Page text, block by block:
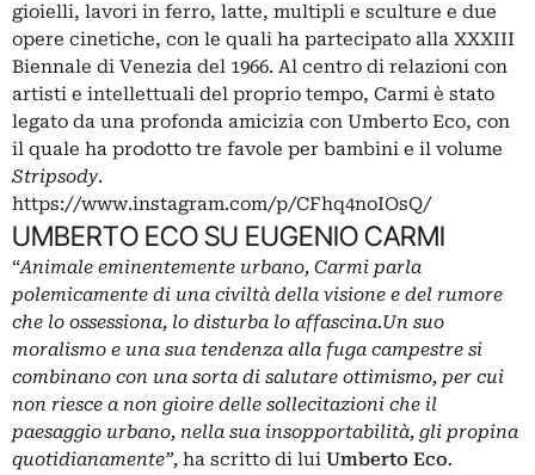
gioielli, lavori in ferro, latte, multipli e sculture e due
opere cinetiche, con le quali ha partecipato alla XXXIII
Biennale di Venezia del 1966. Al centro di relazioni con
artisti e intellettuali del proprio tempo, Carmi è stato
legato da una profonda amicizia con Umberto Eco, con
il quale ha prodotto tre favole per bambini e il volume
Stripsody.
https://www.instagram.com/p/CFhq4noIOsQ/
UMBERTO ECO SU EUGENIO CARMI
“Animale eminentemente urbano, Carmi parla
polemicamente di una civiltà della visione e del rumore
che lo ossessiona, lo disturba lo affascina.Un suo
moralismo e una sua tendenza alla fuga campestre si
combinano con una sorta di salutare ottimismo, per cui
non riesce a non gioire delle sollecitazioni che il
paesaggio urbano, nella sua insopportabilità, gli propina
quotidianamente”, ha scritto di lui Umberto Eco.